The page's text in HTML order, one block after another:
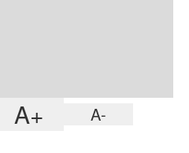
A+ A-